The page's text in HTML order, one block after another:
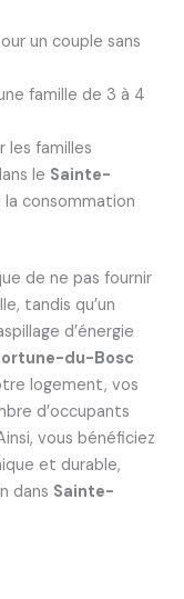
un couple sans
famille de 3 à 4
les familles
le Sainte-
la consommation
de ne pas fournir
tandis qu’un
d’énergie
du-Bosc
logement, vos
d’occupants
vous bénéficiez
et durable,
dans Sainte-